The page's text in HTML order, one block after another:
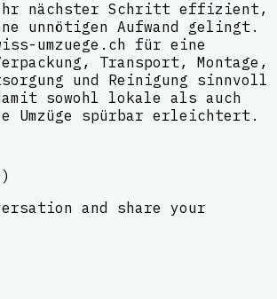
Ihr nächster Schritt effizient,
unnötigen Aufwand gelingt.
umzuege.ch für eine
Transport, Montage,
und Reinigung sinnvoll
sowohl lokale als auch
Umzüge spürbar erleichtert.
)
and share your